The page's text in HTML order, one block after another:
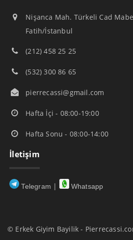
Nişanca Mah. Türkeli Cad
Fatih/İstanbul
(212) 458 25 25
(532) 300 86 65
pierrecassi@gmail.com
Hafta İçi - 08:00-19:00
Hafta Sonu - 08:00-14:00
İletişim
Telegram | Whatsapp
© Erkek Giyim Bayilik -